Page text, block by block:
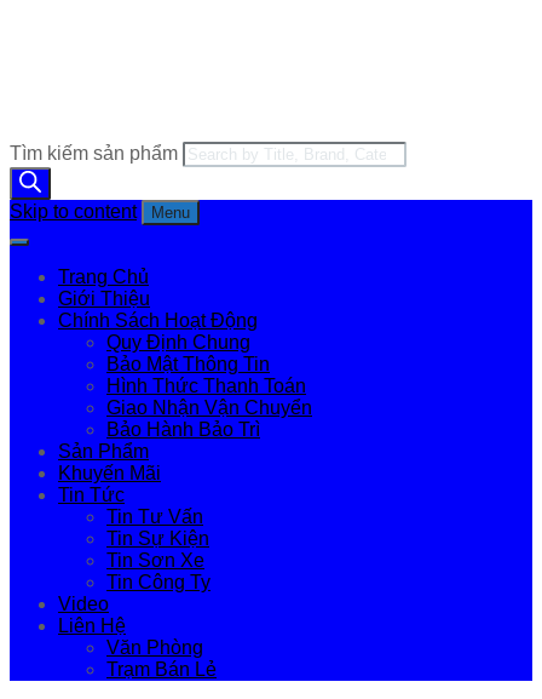
Tìm kiếm sản phẩm
Skip to content Menu
Trang Chủ
Giới Thiệu
Chính Sách Hoạt Động
Quy Định Chung
Bảo Mật Thông Tin
Hình Thức Thanh Toán
Giao Nhận Vận Chuyển
Bảo Hành Bảo Trì
Sản Phẩm
Khuyến Mãi
Tin Tức
Tin Tư Vấn
Tin Sự Kiện
Tin Sơn Xe
Tin Công Ty
Video
Liên Hệ
Văn Phòng
Trạm Bán Lẻ